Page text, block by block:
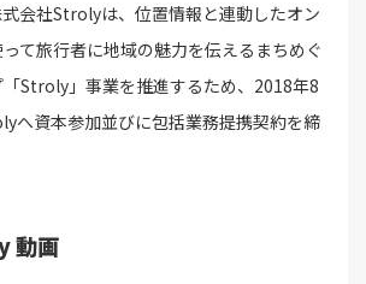
会社Strolyは、位置情報と連動したオン
て旅行者に地域の魅力を伝えるまちめぐ
「Stroly」事業を推進するため、2018年8
へ資本参加並びに包括業務提携契約を締
動画